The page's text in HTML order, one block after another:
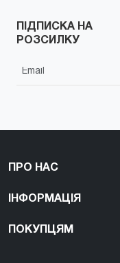
ПІДПИСКА НА
РОЗСИЛКУ
ПРО НАС
ІНФОРМАЦІЯ
ПОКУПЦЯМ